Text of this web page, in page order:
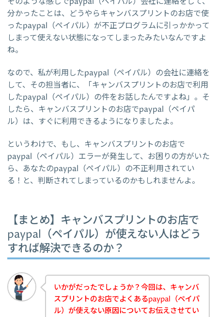
分かったことは、どうやらキャンバスプリントのお店で使
ったpaypal（ペイパル）が不正プログラムに引っかかって
しまって使えない状態になってしまったみたいなんですよ
ね。
なので、私が利用したpaypal（ペイパル）の会社に連絡を
して、その担当者に、「キャンバスプリントのお店で利用
したpaypal（ペイパル）の件をお話したんですよね」。そ
したら、キャンバスプリントのお店でpaypal（ペイパ
ル）は、すぐに利用できるようになりましたよ。
というわけで、もし、キャンバスプリントのお店で
paypal（ペイパル）エラーが発生して、お困りの方がいた
ら、あなたのpaypal（ペイパル）の不正利用されてい
る！と、判断されてしまっているのかもしれませんよ。
【まとめ】キャンバスプリントのお店で
paypal（ペイパル）が使えない人はどう
すれば解決できるのか？
いかがだったでしょうか？今回は、キャンバ
スプリントのお店でよくあるpaypal（ペイパ
ル）が使えない原因についてお伝えさせてい